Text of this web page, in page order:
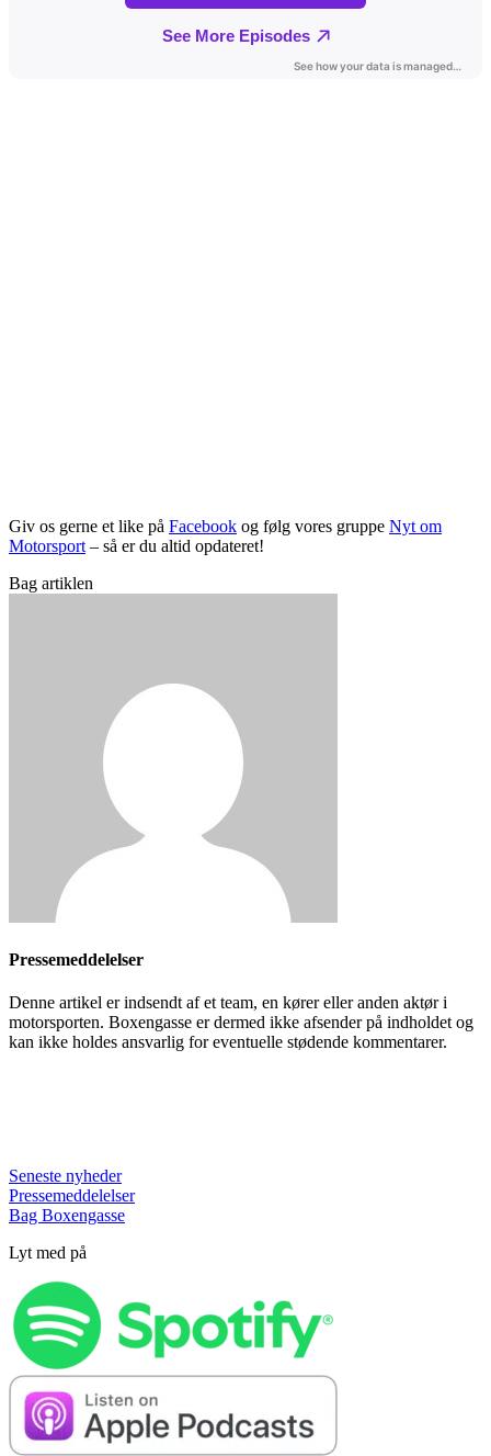
Giv os gerne et like på Facebook og følg vores gruppe Nyt om
Motorsport – så er du altid opdateret!
Bag artiklen
Pressemeddelelser
Denne artikel er indsendt af et team, en kører eller anden aktør i
motorsporten. Boxengasse er dermed ikke afsender på indholdet og
kan ikke holdes ansvarlig for eventuelle stødende kommentarer.
Seneste nyheder
Pressemeddelelser
Bag Boxengasse
Lyt med på